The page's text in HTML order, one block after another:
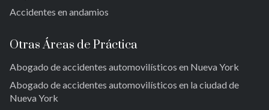
Accidentes en andamios
Otras Áreas de Práctica
Abogado de accidentes automovilísticos en Nueva York
Abogado de accidentes automovilísticos en la ciudad de
Nueva York